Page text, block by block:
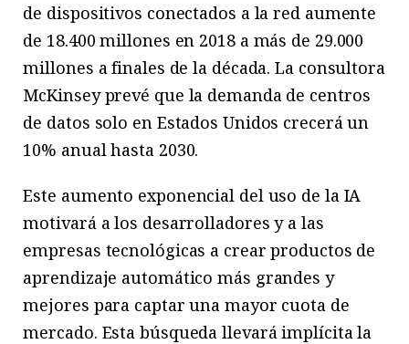
de dispositivos conectados a la red aumente
de 18.400 millones en 2018 a más de 29.000
millones a finales de la década. La consultora
McKinsey prevé que la demanda de centros
de datos solo en Estados Unidos crecerá un
10% anual hasta 2030.
Este aumento exponencial del uso de la IA
motivará a los desarrolladores y a las
empresas tecnológicas a crear productos de
aprendizaje automático más grandes y
mejores para captar una mayor cuota de
mercado. Esta búsqueda llevará implícita la